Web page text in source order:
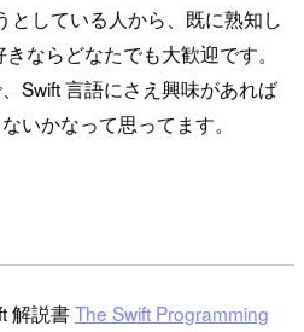
としている人から、既に熟知し
ならどなたでも大歓迎です。
Swift 言語にさえ興味があれば
いかなって思ってます。
解説書The Swift Programming